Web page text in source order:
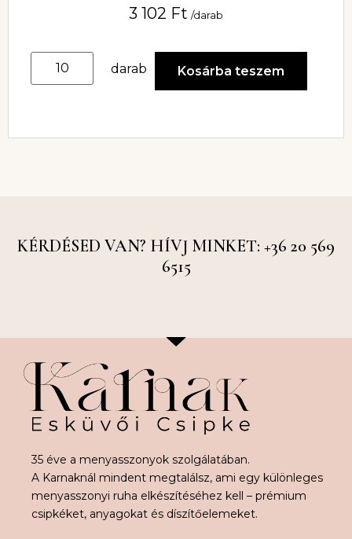
3 102 Ft /darab
darab Kosárba teszem
KÉRDÉSED VAN? HÍVJ MINKET: +36 20 569
6515
35 éve a menyasszonyok szolgálatában.
A Karnaknál mindent megtalálsz, ami egy különleges
menyasszonyi ruha elkészítéséhez kell – prémium
csipkéket, anyagokat és díszítőelemeket.